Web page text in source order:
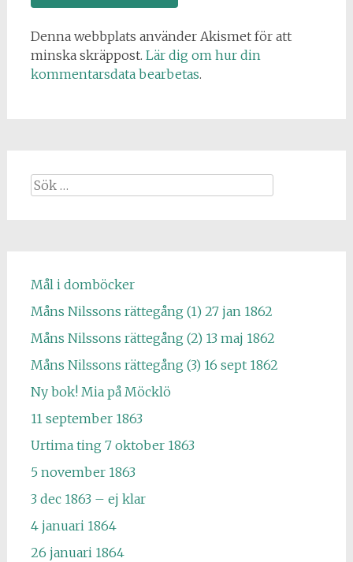
Denna webbplats använder Akismet för att
minska skräppost. Lär dig om hur din
kommentarsdata bearbetas.
Sök
Mål i domböcker
Måns Nilssons rättegång (1) 27 jan 1862
Måns Nilssons rättegång (2) 13 maj 1862
Måns Nilssons rättegång (3) 16 sept 1862
Ny bok! Mia på Möcklö
11 september 1863
Urtima ting 7 oktober 1863
5 november 1863
3 dec 1863 – ej klar
4 januari 1864
26 januari 1864